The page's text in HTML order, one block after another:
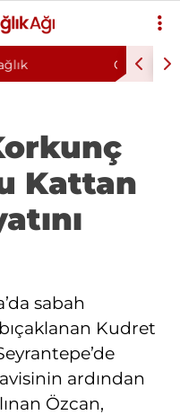
Sendikal Vesayet
Cezası Talep Edildi
Kattan
sabah
Kudret
ardından
Özcan,